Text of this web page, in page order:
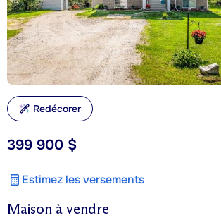
Maison à vendre
399 900 $
Estimez les versements
Redécorer